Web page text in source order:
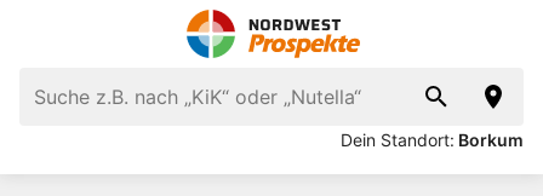
Dein Standort: Borkum